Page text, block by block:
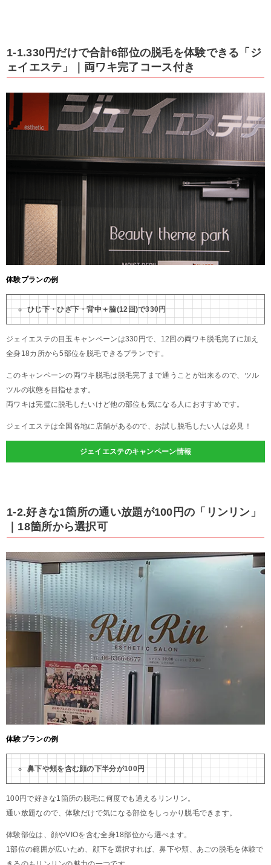
1-1.330円だけで合計6部位の脱毛を体験できる「ジ
ェイエステ」｜両ワキ完了コース付き
体験プランの例
ひじ下・ひざ下・背中＋脇(12回)で330円
ジェイエステの目玉キャンペーンは330円で、12回の両ワキ脱毛完了に加え
全身18カ所から5部位を脱毛できるプランです。
このキャンペーンの両ワキ脱毛は脱毛完了まで通うことが出来るので、ツル
ツルの状態を目指せます。
両ワキは完璧に脱毛したいけど他の部位も気になる人におすすめです。
ジェイエステは全国各地に店舗があるので、お試し脱毛したい人は必見！
ジェイエステのキャンペーン情報
1-2.好きな1箇所の通い放題が100円の「リンリン」
｜18箇所から選択可
体験プランの例
鼻下や頬を含む顔の下半分が100円
100円で好きな1箇所の脱毛に何度でも通えるリンリン。
通い放題なので、体験だけで気になる部位をしっかり脱毛できます。
体験部位は、顔やVIOを含む全身18部位から選べます。
1部位の範囲が広いため、顔下を選択すれば、鼻下や頬、あごの脱毛を体験で